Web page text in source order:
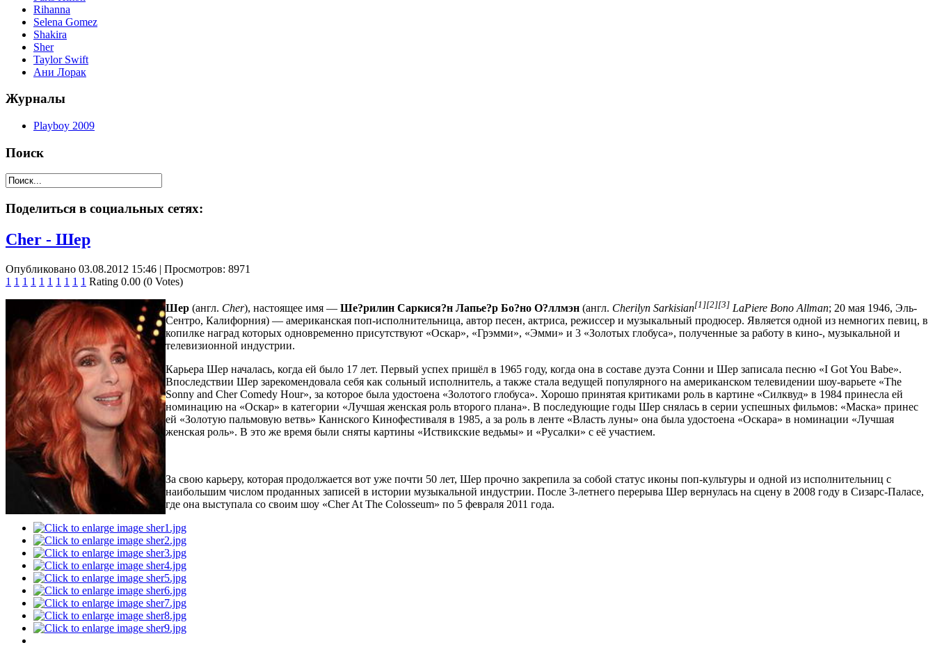
Rihanna
Selena Gomez
Shakira
Sher
Taylor Swift
Ани Лорак
Журналы
Playboy 2009
Поиск
Поделиться в социальных сетях:
Cher - Шер
Опубликовано 03.08.2012 15:46 | Просмотров: 8971
1 1 1 1 1 1 1 1 1 1 Rating 0.00 (0 Votes)
Шер (англ. Cher), настоящее имя — Ше?рилин Саркися?н Лапье?р Бо?но О?ллмэн (англ. Cherilyn Sarkisian[1][2][3] LaPiere Bono Allman; 20 мая 1946, Эль-
Сентро, Калифорния) — американская поп-исполнительница, автор песен, актриса, режиссер и музыкальный продюсер. Является одной из немногих певиц, в
копилке наград которых одновременно присутствуют «Оскар», «Грэмми», «Эмми» и 3 «Золотых глобуса», полученные за работу в кино-, музыкальной и
телевизионной индустрии.
Карьера Шер началась, когда ей было 17 лет. Первый успех пришёл в 1965 году, когда она в составе дуэта Сонни и Шер записала песню «I Got You Babe».
Впоследствии Шер зарекомендовала себя как сольный исполнитель, а также стала ведущей популярного на американском телевидении шоу-варьете «The
Sonny and Cher Comedy Hour», за которое была удостоена «Золотого глобуса». Хорошо принятая критиками роль в картине «Силквуд» в 1984 принесла ей
номинацию на «Оскар» в категории «Лучшая женская роль второго плана». В последующие годы Шер снялась в серии успешных фильмов: «Маска» принес
ей «Золотую пальмовую ветвь» Каннского Кинофестиваля в 1985, а за роль в ленте «Власть луны» она была удостоена «Оскара» в номинации «Лучшая
женская роль». В это же время были сняты картины «Иствикские ведьмы» и «Русалки» с её участием.
За свою карьеру, которая продолжается вот уже почти 50 лет, Шер прочно закрепила за собой статус иконы поп-культуры и одной из исполнительниц с
наибольшим числом проданных записей в истории музыкальной индустрии. После 3-летнего перерыва Шер вернулась на сцену в 2008 году в Сизарс-Паласе,
где она выступала со своим шоу «Cher At The Colosseum» по 5 февраля 2011 года.